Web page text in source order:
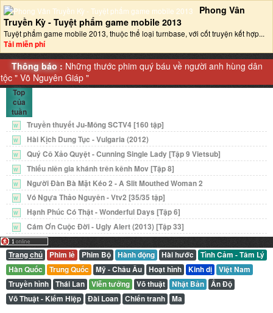
Phong Vân
Truyền Kỳ - Tuyệt phẩm game mobile 2013‎
Tuyệt phẩm game mobile 2013, thuộc thể loại turnbase, với cốt truyện kết hợp...
Tải miễn phí
Thông báo : Những thước phim quý báu về người anh hùng dân
tộc "Võ Nguyên Giáp "
Top
của
tuần
W Truyền thuyết Ju-Mông SCTV4 [160 tập]
W Hài Kịch Dung Tục - Vulgaria (2012)
W Quý Cô Xảo Quyệt - Cunning Single Lady [Tập 9 Vietsub]
W Thiếu niên gia khánh trên kênh Mov [Tập 8]
W Người Đàn Bà Mặt Kéo 2 - A Slit Mouthed Woman 2
W Vó Ngựa Thảo Nguyên - Vtv2 [35/35 tập]
W Hạnh Phúc Có Thật - Wonderful Days [Tập 6]
W Cám Ơn Cuộc Đời - Ugly Alert (2013) [Tập 33]
Trang chủ Phim lẻ Phim Bộ Hành động Hài hước
Tình Cảm - Tâm Lý
Hàn Quốc
Trung Quốc Mỹ - Châu Âu Hoạt hình Kinh dị
Việt Nam
Truyền hình
Thái Lan Viễn tưởng Võ thuật Nhật Bản
Ấn Độ
Võ Thuật - Kiếm Hiệp
Đài Loan Chiến tranh Ma